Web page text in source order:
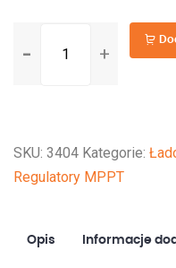
BlueSolar
VE.Can
SKU: 3404 Kategorie:
Regulatory MPPT
Opis Informacje